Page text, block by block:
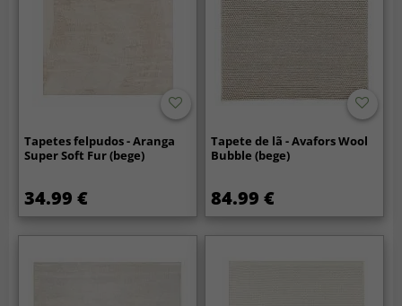
Tapetes felpudos - Aranga
Super Soft Fur (bege)
34.99 €
Tapete de lã - Avafors Wool
Bubble (bege)
84.99 €